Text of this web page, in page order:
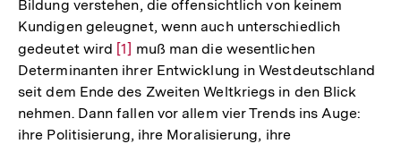
Bildung verstehen, die offensichtlich von keinem
Kundigen geleugnet, wenn auch unterschiedlich
gedeutet wird Zur
Auflösung
der
Fußnote
[1] muß man die wesentlichen
Determinanten ihrer Entwicklung in Westdeutschland
seit dem Ende des Zweiten Weltkriegs in den Blick
nehmen. Dann fallen vor allem vier Trends ins Auge:
ihre Politisierung, ihre Moralisierung, ihre